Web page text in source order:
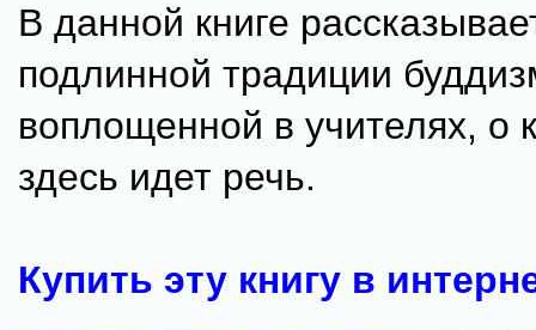
В данной книге
подлинной традиции
воплощенной в учителях, о
здесь идет речь.
Купить эту книгу в